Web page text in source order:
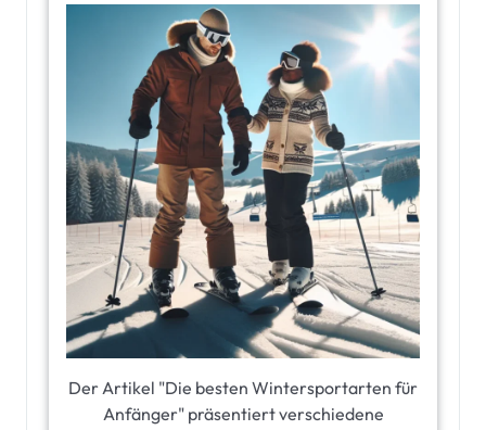
Der Artikel "Die besten Wintersportarten für
Anfänger" präsentiert verschiedene